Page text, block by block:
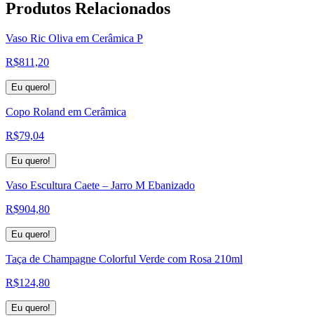
Produtos Relacionados
Vaso Ric Oliva em Cerâmica P
R$811,20
Eu quero!
Copo Roland em Cerâmica
R$79,04
Eu quero!
Vaso Escultura Caete – Jarro M Ebanizado
R$904,80
Eu quero!
Taça de Champagne Colorful Verde com Rosa 210ml
R$124,80
Eu quero!